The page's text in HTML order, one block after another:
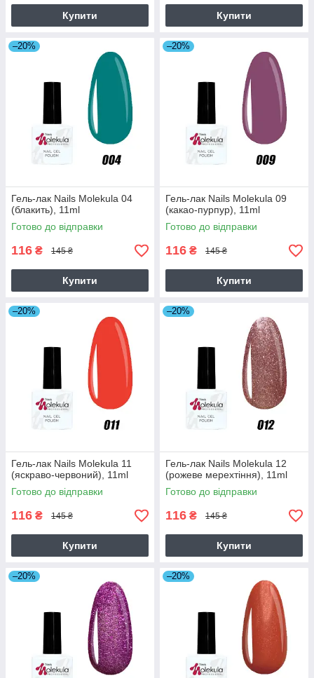
Купити Купити
–20%
Гель-лак Nails Molekula 04
(блакить), 11ml
Готово до відправки
116 ₴ 145 ₴
Купити
–20%
Гель-лак Nails Molekula 09
(какао-пурпур), 11ml
Готово до відправки
116 ₴ 145 ₴
Купити
–20%
Гель-лак Nails Molekula 11
(яскраво-червоний), 11ml
Готово до відправки
116 ₴ 145 ₴
Купити
–20%
Гель-лак Nails Molekula 12
(рожеве мерехтіння), 11ml
Готово до відправки
116 ₴ 145 ₴
Купити
–20% –20%